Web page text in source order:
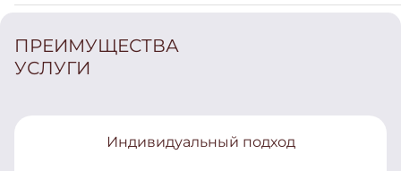
ПРЕИМУЩЕСТВА
УСЛУГИ
Индивидуальный подход